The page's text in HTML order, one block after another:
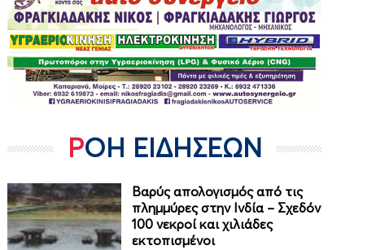
ΡΟΗ ΕΙΔΗΣΕΩΝ
Βαρύς απολογισμός από τις
πλημμύρες στην Ινδία – Σχεδόν
100 νεκροί και χιλιάδες
εκτοπισμένοι